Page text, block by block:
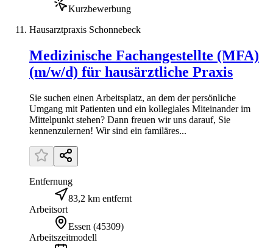
Kurzbewerbung
Hausarztpraxis Schonnebeck
Medizinische Fachangestellte (MFA)
(m/w/d) für hausärztliche Praxis
Sie suchen einen Arbeitsplatz, an dem der persönliche
Umgang mit Patienten und ein kollegiales Miteinander im
Mittelpunkt stehen? Dann freuen wir uns darauf, Sie
kennenzulernen! Wir sind ein familäres...
Entfernung
83,2 km entfernt
Arbeitsort
Essen (45309)
Arbeitszeitmodell